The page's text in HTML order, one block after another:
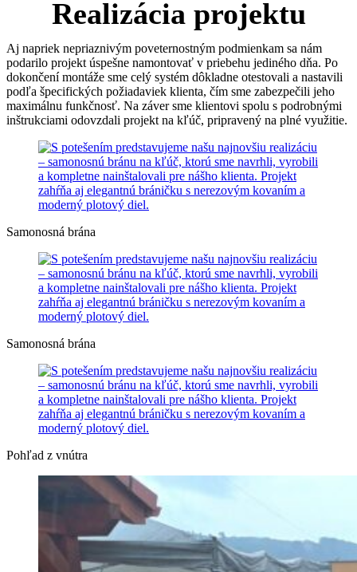
Realizácia projektu
Aj napriek nepriaznivým poveternostným podmienkam sa nám
podarilo projekt úspešne namontovať v priebehu jediného dňa. Po
dokončení montáže sme celý systém dôkladne otestovali a nastavili
podľa špecifických požiadaviek klienta, čím sme zabezpečili jeho
maximálnu funkčnosť. Na záver sme klientovi spolu s podrobnými
inštrukciami odovzdali projekt na kľúč, pripravený na plné využitie.
Samonosná brána
Samonosná brána
Pohľad z vnútra